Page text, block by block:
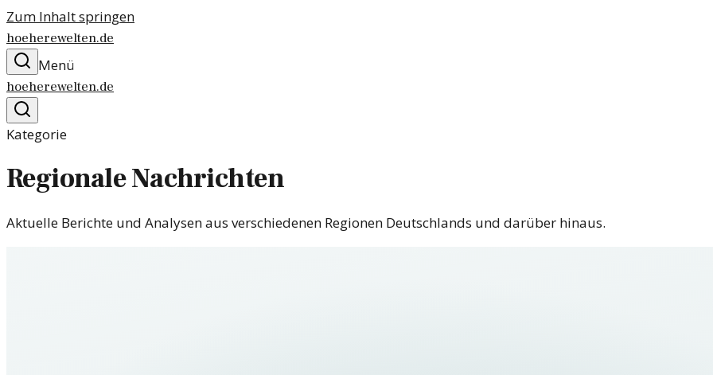
Zum Inhalt springen
hoeherewelten.de
Menü
hoeherewelten.de
Kategorie
Regionale Nachrichten
Aktuelle Berichte und Analysen aus verschiedenen Regionen Deutschlands und darüber hinaus.